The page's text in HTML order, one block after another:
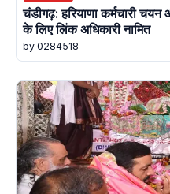
चंडीगढ़: हरियाणा कर्मचारी
के लिए लिंक अधिकारी नामित
by 0284518